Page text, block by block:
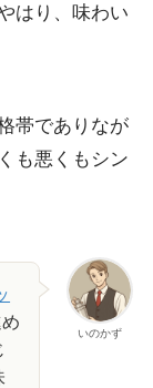
はり、味わい
帯でありなが
も悪くもシン
いのかず